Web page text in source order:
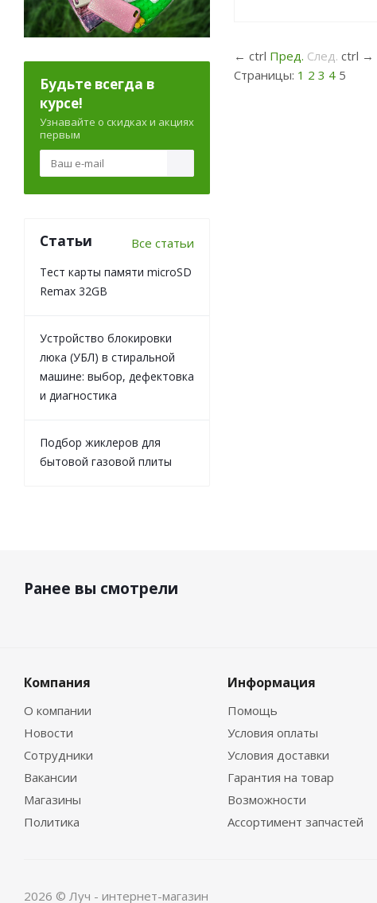
← ctrl Пред. След. ctrl →
Страницы: 1 2 3 4 5
Будьте всегда в
курсе!
Узнавайте о скидках и акциях
первым
Статьи Все статьи
Тест карты памяти microSD
Remax 32GB
Устройство блокировки
люка (УБЛ) в стиральной
машине: выбор, дефектовка
и диагностика
Подбор жиклеров для
бытовой газовой плиты
Ранее вы смотрели
Компания
О компании
Новости
Сотрудники
Вакансии
Магазины
Политика
Информация
Помощь
Условия оплаты
Условия доставки
Гарантия на товар
Возможности
Ассортимент запчастей
2026 © Луч - интернет-магазин